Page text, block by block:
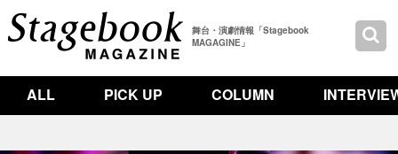
舞台・演劇情報「Stagebook
MAGAGINE」
ALL PICK UP COLUMN